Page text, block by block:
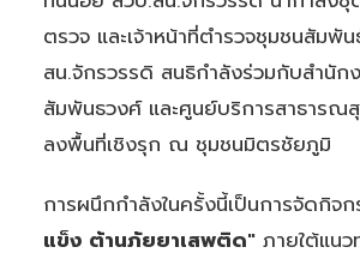
ตรวจ และเจ้าหน้าที่ตำรวจชุมชนสัมพั
สน.จักรวรรดิ สนธิกำลังร่วมกับสำนัก
สัมพันธวงศ์ และศูนย์บริการสาธารณ
ลงพื้นที่เชิงรุก ณ ชุมชนมิตรชัยภูมิ
การผนึกกำลังในครั้งนี้เป็นการจัดกิจก
แข็ง ต้านภัยยาเสพติด" ภายใต้แนว